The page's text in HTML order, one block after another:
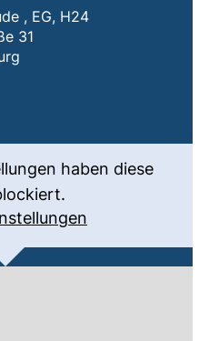
, EG, H24
31
haben diese